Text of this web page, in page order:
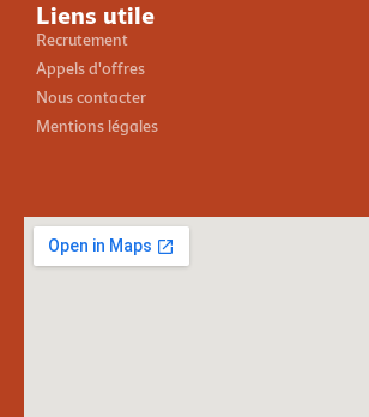
Liens utile
Recrutement
Appels d'offres
Nous contacter
Mentions légales